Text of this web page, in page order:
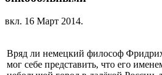
вкл. 16 Март 2014.
Вряд ли немецкий философ
мог себе представить, что его